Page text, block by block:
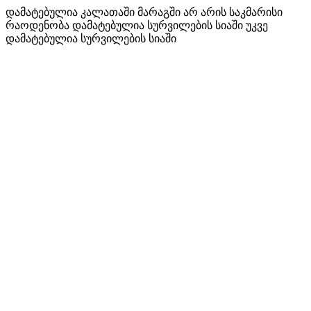
დამატებულია კალათაში მარაგში არ არის საკმარისი
რაოდენობა დამატებულია სურვილების სიაში უკვე
დამატებულია სურვილების სიაში